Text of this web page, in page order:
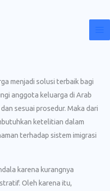
menjadi solusi terbaik bagi
anggota keluarga di Arab
sesuai prosedur. Maka dari
ketelitian dalam
terhadap sistem imigrasi
karena kurangnya
Oleh karena itu,